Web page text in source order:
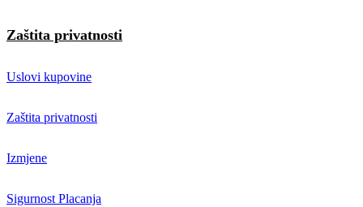
Zaštita privatnosti
Uslovi kupovine
Zaštita privatnosti
Izmjene
Sigurnost Placanja